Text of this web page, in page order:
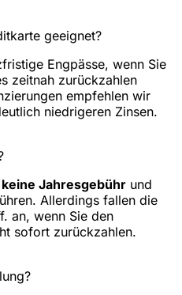
geeignet?
Engpässe, wenn Sie
zeitnah zurückzahlen
empfehlen wir
niedrigeren Zinsen.
keine Jahresgebühr und
Allerdings fallen die
an, wenn Sie den
sofort zurückzahlen.